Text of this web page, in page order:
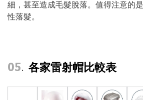
細，甚至造成毛髮脫落。值得注意的
性落髮。
05. 各家雷射帽比較表